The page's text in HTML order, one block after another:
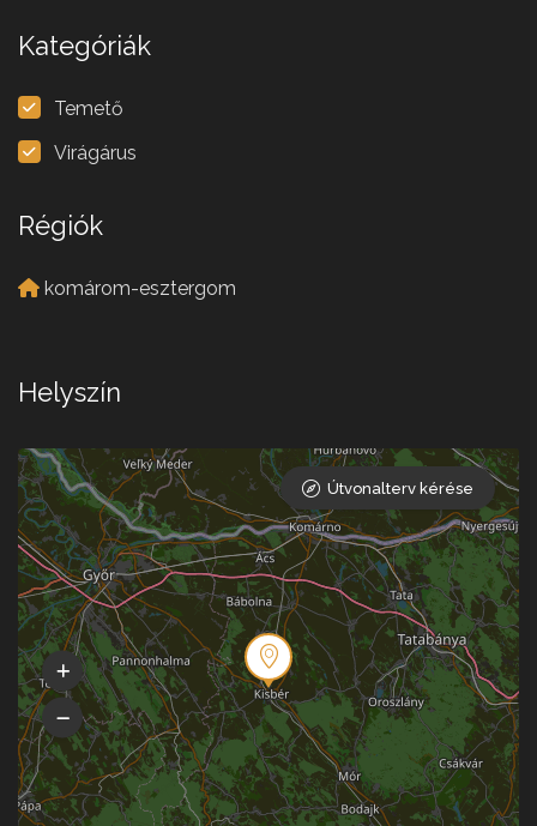
Kategóriák
Temető
Virágárus
Régiók
komárom-esztergom
Helyszín
Útvonalterv kérése